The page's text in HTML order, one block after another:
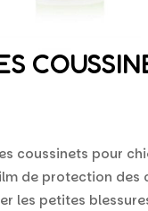
coussinets pour
de protection des
les petites